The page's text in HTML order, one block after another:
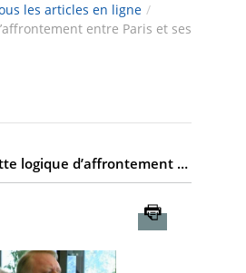
les articles en ligne /
entre Paris et ses
Sortir de cette logique d’affrontement entre Paris et ses banlieues